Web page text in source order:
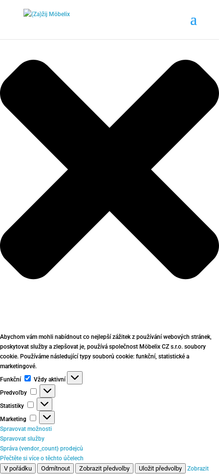
Abychom vám mohli nabídnout co nejlepší zážitek z používání webových stránek,
poskytovat služby a zlepšovat je, používá společnost Möbelix CZ s.r.o. soubory
cookie. Používáme následující typy souborů cookie: funkční, statistické a
marketingové.
Funkční
Funkční
Vždy aktivní
Predvoľby
Predvoľby
Statistiky
Statistiky
Marketing
Marketing
Spravovat možnosti
Spravovat služby
Správa {vendor_count} prodejců
Přečtěte si více o těchto účelech
V pořádku Odmítnout Zobrazit předvolby Uložit předvolby
Zobrazit